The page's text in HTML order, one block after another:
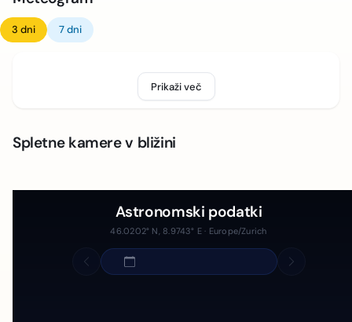
3 dni 7 dni
Prikaži več
Spletne kamere v bližini
Astronomski podatki
46.0202° N, 8.9743° E · Europe/Zurich